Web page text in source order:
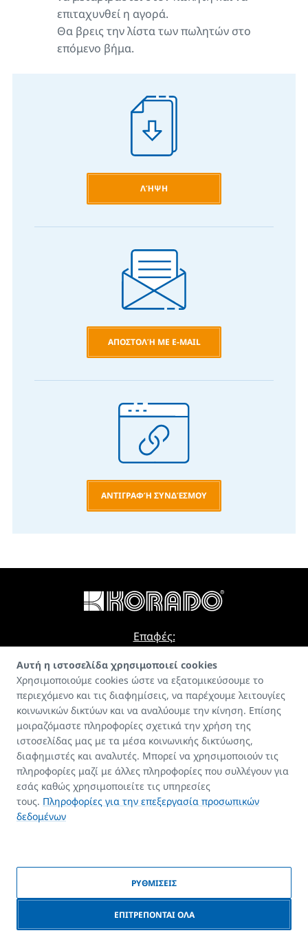
επιταχυνθεί η αγορά.
Θα βρεις την λίστα των πωλητών στο
επόμενο βήμα.
ΛΉΨΗ
ΑΠΟΣΤΟΛΉ ΜΕ E-MAIL
ΑΝΤΙΓΡΑΦΉ ΣΥΝΔΈΣΜΟΥ
Επαφές:
info@korado.cz
Οδηγός
FAQ
Επαφές
© 2026 KORADO | Δημιουργήθηκε απόBlueGhost
ΝΈΟ
Αυτή η ιστοσελίδα χρησιμοποιεί cookies
Χρησιμοποιούμε cookies ώστε να εξατομικεύσουμε το
περιεχόμενο και τις διαφημίσεις, να παρέχουμε λειτουγίες
κοινωνικών δικτύων και να αναλύουμε την κίνηση. Επίσης
μοιραζόμαστε πληροφορίες σχετικά την χρήση της
ιστοσελίδας μας με τα μέσα κοινωνικής δικτύωσης,
διαφημιστές και αναλυτές. Μπορεί να χρησιμοποιούν τις
πληροφορίες μαζί με άλλες πληροφορίες που συλλέγουν για
εσάς καθώς χρησιμοποιείτε τις υπηρεσίες
τους. Πληροφορίες για την επεξεργασία προσωπικών
δεδομένων
ΡΥΘΜΙΣΕΙΣ
ΕΠΙΤΡΕΠΟΝΤΑΙ ΟΛΑ